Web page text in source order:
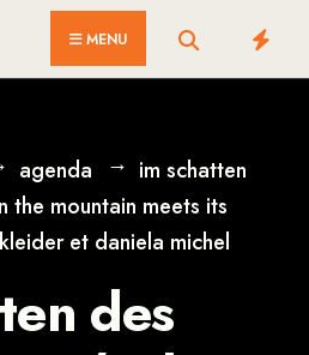
MENU
agenda
im schatten
the mountain meets its
et daniela michel
des